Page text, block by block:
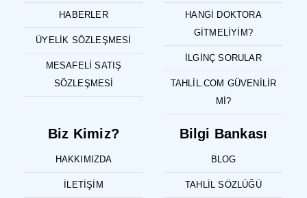
HABERLER
ÜYELIK SÖZLEŞMESI
MESAFELI SATIŞ
SÖZLEŞMESI
HANGI DOKTORA
GITMELIYIM?
İLGINÇ SORULAR
TAHLIL.COM GÜVENILIR
MI?
Biz Kimiz?
HAKKIMIZDA
İLETIŞIM
Bilgi Bankası
BLOG
TAHLIL SÖZLÜĞÜ